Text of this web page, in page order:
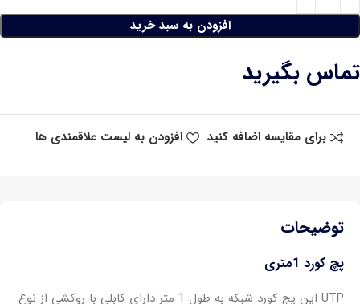
افزودن به سبد خرید
تماس بگیرید
برای مقایسه اضافه کنید افزودن به لیست علاقمندی ها
توضیحات
پچ کورد 1متری
UTP این پچ کورد شبکه به طول 1 متر دارای کابلی با روکشی از نوع